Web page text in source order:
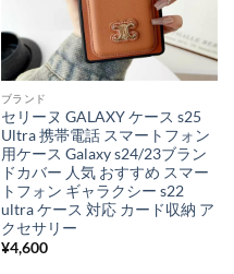
ブランド
セリーヌ GALAXY ケース s25
Ultra 携帯電話 スマートフォン
用ケース Galaxy s24/23ブラン
ドカバー 人気 おすすめ スマー
トフォン ギャラクシー s22
ultra ケース 対応 カード収納 ア
クセサリー
¥4,600